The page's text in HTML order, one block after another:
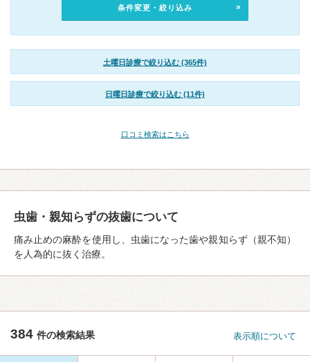
条件変更・絞り込み
土曜日診療で絞り込む (365件)
日曜日診療で絞り込む (11件)
口コミ検索はこちら
虫歯・親知らずの抜歯について
痛み止めの麻酔を使用し、虫歯になった歯や親知らず（親不知）
を人為的に抜く治療。
384 件の検索結果 表示順について